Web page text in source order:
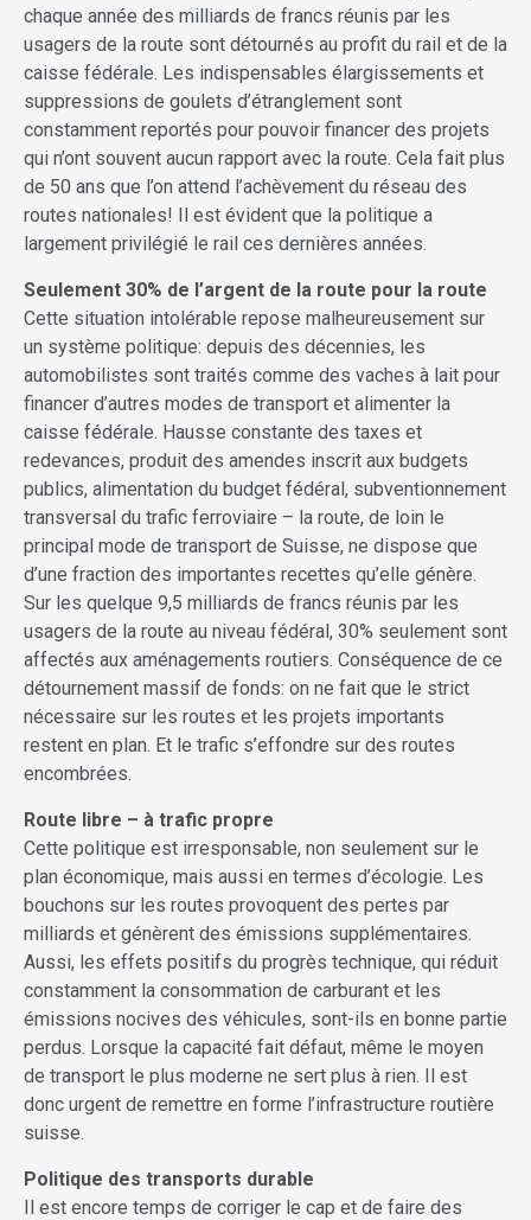
chaque année des milliards de francs réunis par les
usagers de la route sont détournés au profit du rail et de la
caisse fédérale. Les indispensables élargissements et
suppressions de goulets d’étranglement sont
constamment reportés pour pouvoir financer des projets
qui n’ont souvent aucun rapport avec la route. Cela fait plus
de 50 ans que l’on attend l’achèvement du réseau des
routes nationales! Il est évident que la politique a
largement privilégié le rail ces dernières années.
Seulement 30% de l’argent de la route pour la route
Cette situation intolérable repose malheureusement sur
un système politique: depuis des décennies, les
automobilistes sont traités comme des vaches à lait pour
financer d’autres modes de transport et alimenter la
caisse fédérale. Hausse constante des taxes et
redevances, produit des amendes inscrit aux budgets
publics, alimentation du budget fédéral, subventionnement
transversal du trafic ferroviaire – la route, de loin le
principal mode de transport de Suisse, ne dispose que
d’une fraction des importantes recettes qu’elle génère.
Sur les quelque 9,5 milliards de francs réunis par les
usagers de la route au niveau fédéral, 30% seulement sont
affectés aux aménagements routiers. Conséquence de ce
détournement massif de fonds: on ne fait que le strict
nécessaire sur les routes et les projets importants
restent en plan. Et le trafic s’effondre sur des routes
encombrées.
Route libre – à trafic propre
Cette politique est irresponsable, non seulement sur le
plan économique, mais aussi en termes d’écologie. Les
bouchons sur les routes provoquent des pertes par
milliards et génèrent des émissions supplémentaires.
Aussi, les effets positifs du progrès technique, qui réduit
constamment la consommation de carburant et les
émissions nocives des véhicules, sont-ils en bonne partie
perdus. Lorsque la capacité fait défaut, même le moyen
de transport le plus moderne ne sert plus à rien. Il est
donc urgent de remettre en forme l’infrastructure routière
suisse.
Politique des transports durable
Il est encore temps de corriger le cap et de faire des